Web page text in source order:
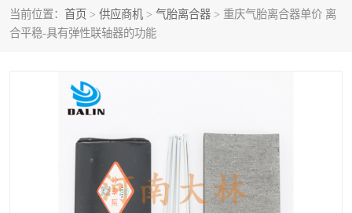
当前位置： 首页 > 供应商机 > 气胎离合器 > 重庆气胎离合器单价 离
合平稳-具有弹性联轴器的功能
推盘离合器
VC离合器
PO隔膜离合器
泥浆泵空气包胶囊 气动元件
DY隔膜式离合器 CB离合器